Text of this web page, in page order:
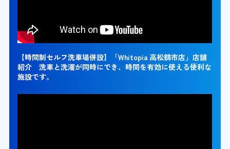
【時間制セルフ洗車場併設】「Whitopia 高松鶴市店」店舗
紹介 洗車と洗濯が同時にでき、時間を有効に使える便利な
施設です。